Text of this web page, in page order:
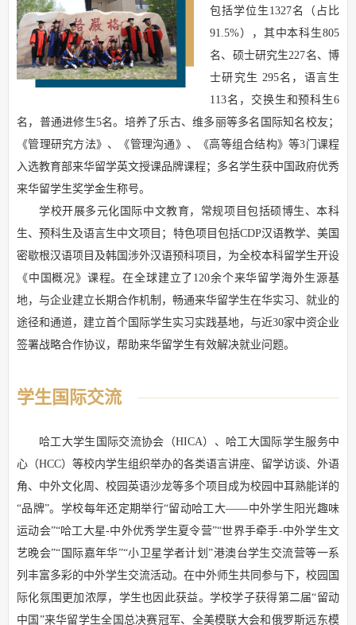
包括学位生1327名（占比
91.5%），其中本科生805
名、硕士研究生227名、博
士研究生 295名，语言生
113名，交换生和预科生6
名，普通进修生5名。培养了乐古、维多丽等多名国际知名校友；
《管理研究方法》、《管理沟通》、《高等组合结构》等3门课程
入选教育部来华留学英文授课品牌课程；多名学生获中国政府优秀
来华留学生奖学金生称号。
学校开展多元化国际中文教育，常规项目包括硕博生、本科
生、预科生及语言生中文项目；特色项目包括CDP汉语教学、美国
密歇根汉语项目及韩国涉外汉语预科项目，为全校本科留学生开设
《中国概况》课程。在全球建立了120余个来华留学海外生源基
地，与企业建立长期合作机制，畅通来华留学生在华实习、就业的
途径和通道，建立首个国际学生实习实践基地，与近30家中资企业
签署战略合作协议，帮助来华留学生有效解决就业问题。
学生国际交流
哈工大学生国际交流协会（HICA）、哈工大国际学生服务中
心（HCC）等校内学生组织举办的各类语言讲座、留学访谈、外语
角、中外文化周、校园英语沙龙等多个项目成为校园中耳熟能详的
“品牌”。学校每年还定期举行“留动哈工大——中外学生阳光趣味
运动会”“哈工大星-中外优秀学生夏令营”“世界手牵手-中外学生文
艺晚会”“国际嘉年华”“小卫星学者计划”港澳台学生交流营等一系
列丰富多彩的中外学生交流活动。在中外师生共同参与下，校园国
际化氛围更加浓厚，学生也因此获益。学校学子获得第二届“留动
中国”来华留学生全国总决赛冠军、全美模联大会和俄罗斯远东模